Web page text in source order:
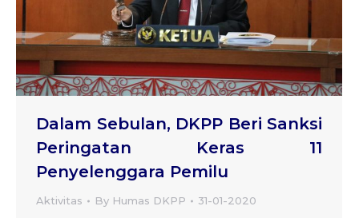
Dalam Sebulan, DKPP Beri Sanksi
Peringatan Keras 11
Penyelenggara Pemilu
Aktivitas By Humas DKPP 31-01-2020